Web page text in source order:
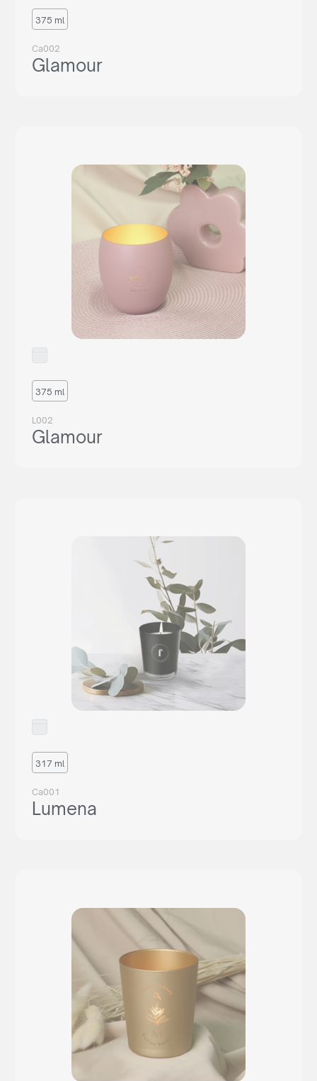
375 ml
Ca002
Glamour
375 ml
L002
Glamour
317 ml
Ca001
Lumena